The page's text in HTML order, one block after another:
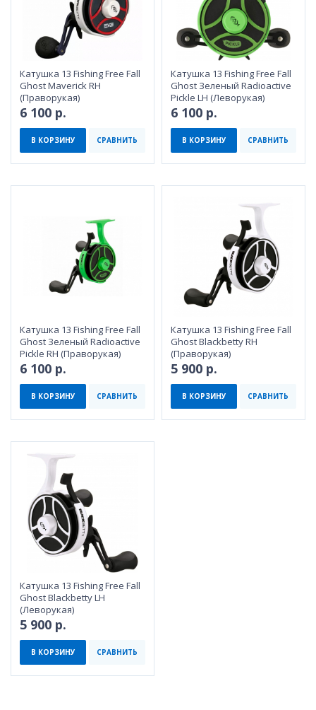
Катушка 13 Fishing Free Fall
Ghost Maverick RH
(Праворукая)
6 100 р.
В КОРЗИНУ СРАВНИТЬ
Катушка 13 Fishing Free Fall
Ghost Зеленый Radioactive
Pickle LH (Леворукая)
6 100 р.
В КОРЗИНУ СРАВНИТЬ
Катушка 13 Fishing Free Fall
Ghost Зеленый Radioactive
Pickle RH (Праворукая)
6 100 р.
В КОРЗИНУ СРАВНИТЬ
Катушка 13 Fishing Free Fall
Ghost Blackbetty RH
(Праворукая)
5 900 р.
В КОРЗИНУ СРАВНИТЬ
Катушка 13 Fishing Free Fall
Ghost Blackbetty LH
(Леворукая)
5 900 р.
В КОРЗИНУ СРАВНИТЬ